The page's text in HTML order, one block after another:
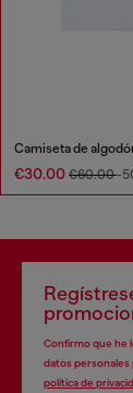
€30.00 €60.00-
Confirmo que he
datos personales
política de